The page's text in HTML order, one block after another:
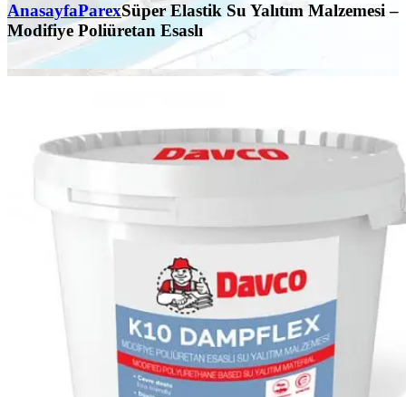
AnasayfaParexSüper Elastik Su Yalıtım Malzemesi –
Modifiye Poliüretan Esaslı